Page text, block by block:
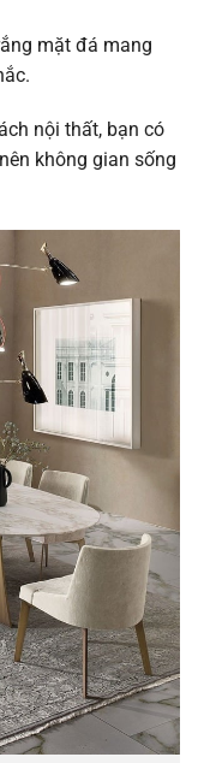
mặt đá mang
nội thất, bạn có
không gian sống